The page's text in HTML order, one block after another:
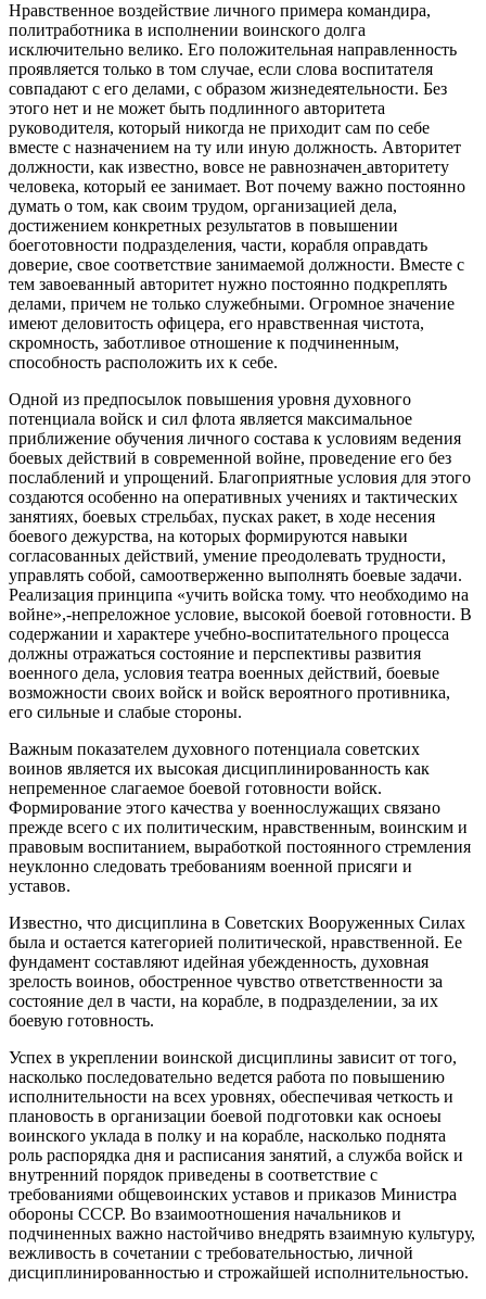
Нравственное воздействие личного примера командира,
политработника в исполнении воинского долга
исключительно велико. Его положительная направленность
проявляется только в том случае, если слова воспитателя
совпадают с его делами, с образом жизнедеятельности. Без
этого нет и не может быть подлинного авторитета
руководителя, который никогда не приходит сам по себе
вместе с назначением на ту или иную должность. Авторитет
должности, как известно, вовсе не равнозначен авторитету
человека, который ее занимает. Вот почему важно постоянно
думать о том, как своим трудом, организацией дела,
достижением конкретных результатов в повышении
боеготовности подразделения, части, корабля оправдать
доверие, свое соответствие занимаемой должности. Вместе с
тем завоеванный авторитет нужно постоянно подкреплять
делами, причем не только служебными. Огромное значение
имеют деловитость офицера, его нравственная чистота,
скромность, заботливое отношение к подчиненным,
способность расположить их к себе.
Одной из предпосылок повышения уровня духовного
потенциала войск и сил флота является максимальное
приближение обучения личного состава к условиям ведения
боевых действий в современной войне, проведение его без
послаблений и упрощений. Благоприятные условия для этого
создаются особенно на оперативных учениях и тактических
занятиях, боевых стрельбах, пусках ракет, в ходе несения
боевого дежурства, на которых формируются навыки
согласованных действий, умение преодолевать трудности,
управлять собой, самоотверженно выполнять боевые задачи.
Реализация принципа «учить войска тому. что необходимо на
войне»,-непреложное условие, высокой боевой готовности. В
содержании и характере учебно-воспитательного процесса
должны отражаться состояние и перспективы развития
военного дела, условия театра военных действий, боевые
возможности своих войск и войск вероятного противника,
его сильные и слабые стороны.
Важным показателем духовного потенциала советских
воинов является их высокая дисциплинированность как
непременное слагаемое боевой готовности войск.
Формирование этого качества у военнослужащих связано
прежде всего с их политическим, нравственным, воинским и
правовым воспитанием, выработкой постоянного стремления
неуклонно следовать требованиям военной присяги и
уставов.
Известно, что дисциплина в Советских Вооруженных Силах
была и остается категорией политической, нравственной. Ее
фундамент составляют идейная убежденность, духовная
зрелость воинов, обостренное чувство ответственности за
состояние дел в части, на корабле, в подразделении, за их
боевую готовность.
Успех в укреплении воинской дисциплины зависит от того,
насколько последовательно ведется работа по повышению
исполнительности на всех уровнях, обеспечивая четкость и
плановость в организации боевой подготовки как осноеы
воинского уклада в полку и на корабле, насколько поднята
роль распорядка дня и расписания занятий, а служба войск и
внутренний порядок приведены в соответствие с
требованиями общевоинских уставов и приказов Министра
обороны СССР. Во взаимоотношения начальников и
подчиненных важно настойчиво внедрять взаимную культуру,
вежливость в сочетании с требовательностью, личной
дисциплинированностью и строжайшей исполнительностью.